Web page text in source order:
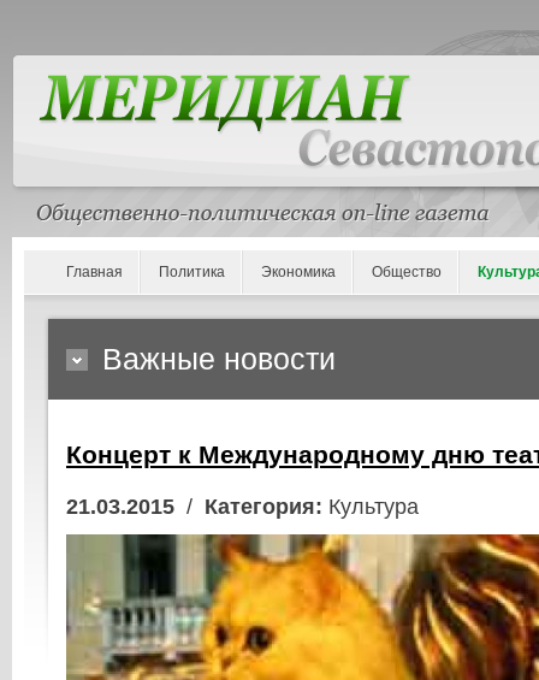
Главная Политика Экономика Общество
Важные новости
Концерт к Международному дню
21.03.2015 / Категория: Культура